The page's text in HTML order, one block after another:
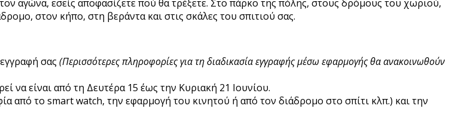
αγώνα, εσείς αποφασίζετε πού θα τρέξετε. Στο πάρκο της πόλης, στους δρόμους του χωριού,
στον κήπο, στη βεράντα και στις σκάλες του σπιτιού σας.
σας (Περισσότερες πληροφορίες για τη διαδικασία εγγραφής μέσω εφαρμογής θα ανακοινωθούν
να είναι από τη Δευτέρα 15 έως την Κυριακή 21 Ιουνίου.
από το smart watch, την εφαρμογή του κινητού ή από τον διάδρομο στο σπίτι κλπ.) και την